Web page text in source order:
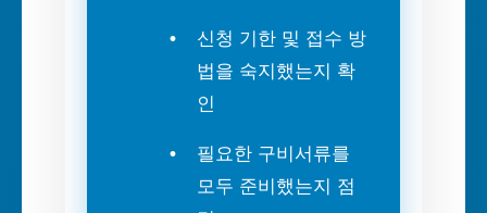
신청 기한 및 접수 방
법을 숙지했는지 확
인
필요한 구비서류를
모두 준비했는지 점